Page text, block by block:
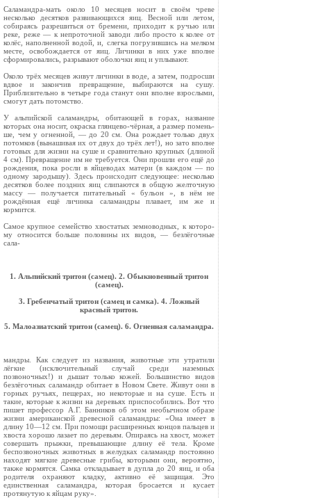
Саламандра-мать около 10 месяцев носит в своём чреве
несколько десятков развивающихся яиц. Весной или летом,
собираясь разрешиться от бремени, приходит к ручью или
реке, реже — к непроточной заводи либо просто к колее от
колёс, наполненной водой, и, слегка погрузившись на мелком
месте, освобождается от яиц. Личинки в них уже вполне
сформирова­лись, разрывают оболочки яиц и уплывают.
Около трёх месяцев живут личинки в воде, а затем, под­росши
вдвое и закончив превращение, выбираются на сушу.
Приблизительно в четыре года станут они вполне взрослыми,
смогут дать потомство.
У альпийской саламандры, обитающей в горах, название
которых она носит, окраска глянцево-чёрная, а размер помень­
ше, чем у огненной, — до 20 см. Она рождает только двух
потомков (вынашивая их от двух до трёх лет!), но зато вполне
готовых для жизни на суше и сравнительно крупных (длиной
4 см). Превращение им не требуется. Они прошли его ещё до
рождения, пока росли в яйцеводах матери (в каждом — по
одному зародышу). Здесь происходит следующее: несколько
десятков более поздних яиц слипаются в общую желточную
массу — получается питательный « бульон », в нём не
рождённая ещё личинка саламандры плавает, им же и
кормится.
Самое крупное семейство хвостатых земноводных, к которо­
му относится больше половины их видов, — безлёгочные
сала-
1. Альпийский тритон (самец). 2. Обыкновенный тритон
(самец).
3. Гребенчатый тритон (самец и самка). 4. Ложный
красный тритон.
5. Малоазиатский тритон (самец). 6. Огненная саламандра.
мандры. Как следует из названия, животные эти утратили
лёгкие (исключительный случай среди наземных
позвоночных!) и дышат только кожей. Большинство видов
безлёгочных саламандр обитает в Новом Свете. Живут они в
горных ручьях, пещерах, но некоторые и на суше. Есть и
такие, которые к жизни на деревьях приспо­собились. Вот что
пишет профессор А.Г. Банников об этом необычном образе
жизни американской древесной саламандры: «Она имеет в
длину 10—12 см. При помощи расширенных концов пальцев и
хвоста хорошо лазает по деревьям. Опираясь на хвост, может
совер­шать прыжки, превышающие длину её тела. Кроме
беспозвоночных животных в желудках саламандр постоянно
находят мягкие древес­ные грибы, которыми они, вероятно,
также кормятся. Самка откла­дывает в дупла до 20 яиц, и оба
родителя охраняют кладку, активно её защищая. Это
единственная саламандра, которая бросается и кусает
протянутую к яйцам руку».